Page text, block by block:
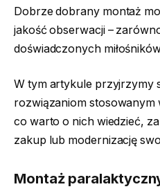
Dobrze dobrany montaż
jakość obserwacji –
doświadczonych
W tym artykule przyjrzymy
rozwiązaniom stosowanym
co warto o nich wiedzieć,
zakup lub modernizację
Montaż